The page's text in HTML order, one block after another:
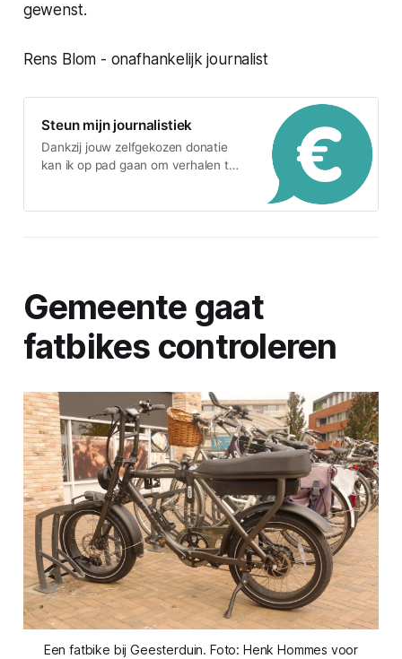
gewenst.
Rens Blom - onafhankelijk journalist
Steun mijn journalistiek
Dankzij jouw zelfgekozen donatie
kan ik op pad gaan om verhalen te
Gemeente gaat
fatbikes controleren
Een fatbike bij Geesterduin. Foto: Henk Hommes voor